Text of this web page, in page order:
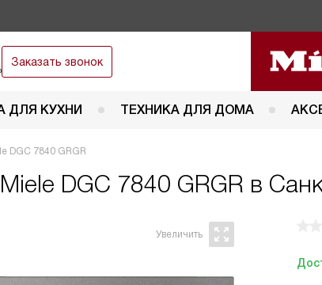
Заказать звонок
ДЛЯ КУХНИ ТЕХНИКА ДЛЯ ДОМА
DGC 7840 GRGR
Miele DGC 7840 GRGR в